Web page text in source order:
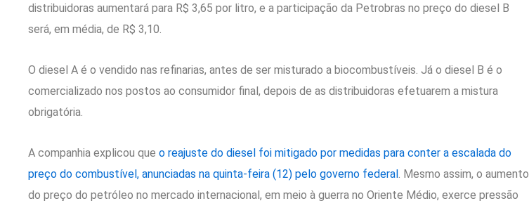
distribuidoras aumentará para R$ 3,65 por litro, e a participação da Petrobras no preço do diesel B
será, em média, de R$ 3,10.
O diesel A é o vendido nas refinarias, antes de ser misturado a biocombustíveis. Já o diesel B é o
comercializado nos postos ao consumidor final, depois de as distribuidoras efetuarem a mistura
obrigatória.
A companhia explicou que o reajuste do diesel foi mitigado por medidas para conter a escalada do
preço do combustível, anunciadas na quinta-feira (12) pelo governo federal. Mesmo assim, o aumento
do preço do petróleo no mercado internacional, em meio à guerra no Oriente Médio, exerce pressão